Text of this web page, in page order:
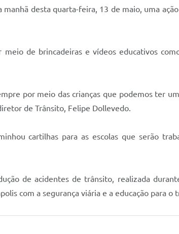
desta quarta-feira, 13 de maio, uma
de brincadeiras e vídeos educativos
por meio das crianças que podemos ter
de Trânsito, Felipe Dollevedo.
cartilhas para as escolas que serão
de acidentes de trânsito, realizada
com a segurança viária e a educação para o